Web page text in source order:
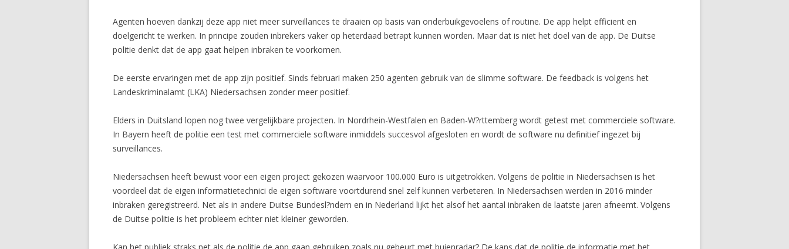
Agenten hoeven dankzij deze app niet meer surveillances te draaien op basis van onderbuikgevoelens of routine. De app helpt efficient en
doelgericht te werken. In principe zouden inbrekers vaker op heterdaad betrapt kunnen worden. Maar dat is niet het doel van de app. De Duitse
politie denkt dat de app gaat helpen inbraken te voorkomen.
De eerste ervaringen met de app zijn positief. Sinds februari maken 250 agenten gebruik van de slimme software. De feedback is volgens het
Landeskriminalamt (LKA) Niedersachsen zonder meer positief.
Elders in Duitsland lopen nog twee vergelijkbare projecten. In Nordrhein-Westfalen en Baden-W?rttemberg wordt getest met commerciele software.
In Bayern heeft de politie een test met commerciele software inmiddels succesvol afgesloten en wordt de software nu definitief ingezet bij
surveillances.
Niedersachsen heeft bewust voor een eigen project gekozen waarvoor 100.000 Euro is uitgetrokken. Volgens de politie in Niedersachsen is het
voordeel dat de eigen informatietechnici de eigen software voortdurend snel zelf kunnen verbeteren. In Niedersachsen werden in 2016 minder
inbraken geregistreerd. Net als in andere Duitse Bundesl?ndern en in Nederland lijkt het alsof het aantal inbraken de laatste jaren afneemt. Volgens
de Duitse politie is het probleem echter niet kleiner geworden.